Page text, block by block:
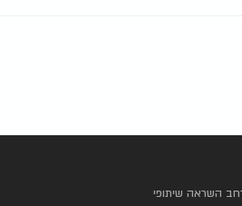
השראה שיתופי